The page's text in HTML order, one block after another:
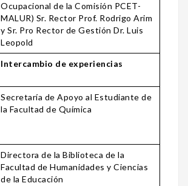
Ocupacional de la Comisión PCET-
MALUR) Sr. Rector Prof. Rodrigo Arim
y Sr. Pro Rector de Gestión Dr. Luis
Leopold
Intercambio de experiencias
Secretaría de Apoyo al Estudiante de
la Facultad de Química
Directora de la Biblioteca de la
Facultad de Humanidades y Ciencias
de la Educación